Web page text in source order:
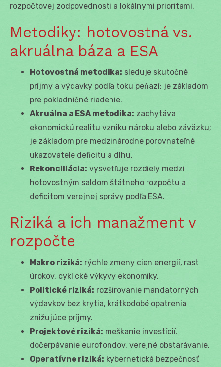
rozpočtovej zodpovednosti a lokálnymi prioritami.
Metodiky: hotovostná vs.
akruálna báza a ESA
Hotovostná metodika: sleduje skutočné
príjmy a výdavky podľa toku peňazí; je základom
pre pokladničné riadenie.
Akruálna a ESA metodika: zachytáva
ekonomickú realitu vzniku nároku alebo záväzku;
je základom pre medzinárodne porovnateľné
ukazovatele deficitu a dlhu.
Rekonciliácia: vysvetľuje rozdiely medzi
hotovostným saldom štátneho rozpočtu a
deficitom verejnej správy podľa ESA.
Riziká a ich manažment v
rozpočte
Makro riziká: rýchle zmeny cien energií, rast
úrokov, cyklické výkyvy ekonomiky.
Politické riziká: rozširovanie mandatorných
výdavkov bez krytia, krátkodobé opatrenia
znižujúce príjmy.
Projektové riziká: meškanie investícií,
dočerpávanie eurofondov, verejné obstarávanie.
Operatívne riziká: kybernetická bezpečnosť